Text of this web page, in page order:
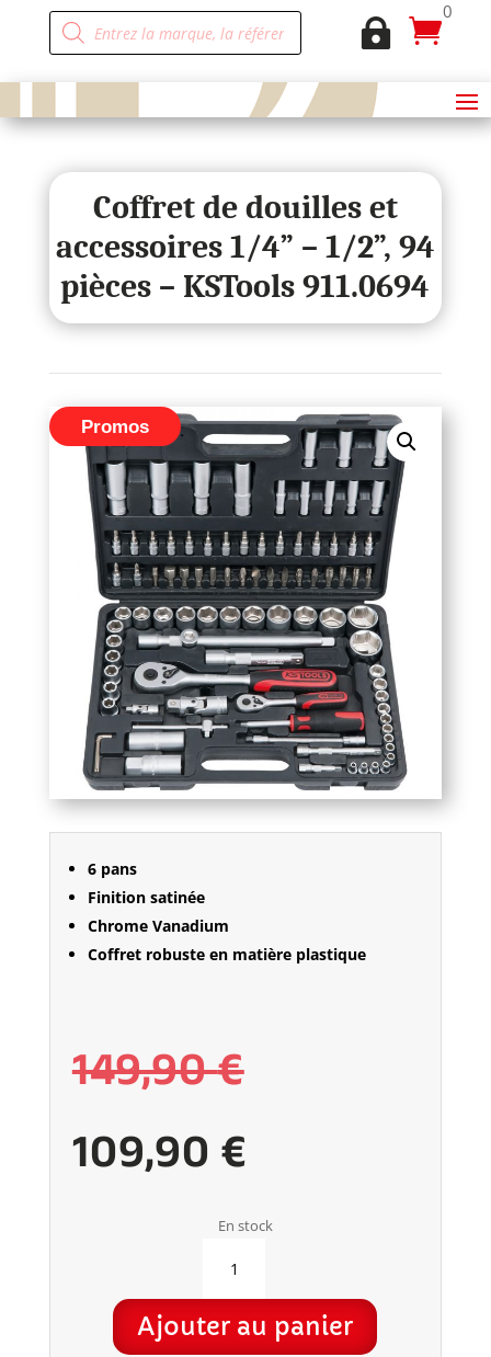
Recherche
de
produits  
0
Coffret de douilles et
accessoires 1/4” – 1/2”, 94
pièces – KSTools 911.0694
Promos
6 pans
Finition satinée
Chrome Vanadium
Coffret robuste en matière plastique
149,90€Le
prix
initial
était :
109,90 €
prix
actuel
En stock
COFFRET
DE
DOUILLES
Ajouter au panier